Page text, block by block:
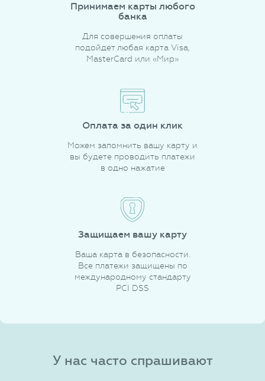
Принимаем карты любого
банка
Для совершения оплаты
подойдет любая карта Visa,
MasterCard или «Мир»
Оплата за один клик
Можем запомнить вашу карту и
вы будете проводить платежи
в одно нажатие
Защищаем вашу карту
Ваша карта в безопасности.
Все платежи защищены по
международному стандарту
PCI DSS
У нас часто спрашивают